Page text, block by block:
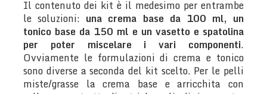
Il contenuto dei kit è il medesimo per entrambe
le soluzioni: una crema base da 100 ml, un
tonico base da 150 ml e un vasetto e spatolina
per poter miscelare i vari componenti.
Ovviamente le formulazioni di crema e tonico
sono diverse a seconda del kit scelto. Per le pelli
miste/grasse la crema base e arricchita con